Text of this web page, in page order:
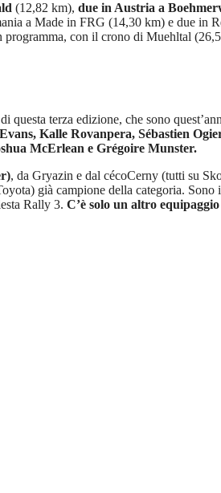
(12,82 km), due in Austria a
a Made in FRG (14,30 km) e due in
con il crono di Muehltal
terza edizione, che sono
Kalle Rovanpera, Sébastien
McErlean e Grégoire Munster.
, da Gryazin e dal cécoCerny (tutti su
già campione della categoria.
Rally 3. C’è solo un altro